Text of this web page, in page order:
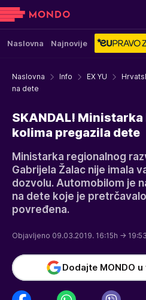
Naslovna Najnovije
Naslovna Info EX YU
na dete
SKANDAL!
kolima pregazila dete
Ministarka regionalnog
Gabrijela Žalac nije imala
dozvolu. Automobilom je
na dete koje je
povređena.
Objavljeno 09.03.2019. 16:15h →
Dodajte MONDO